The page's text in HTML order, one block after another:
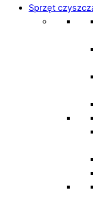
Sprzęt